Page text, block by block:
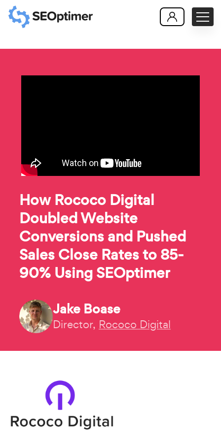
How Rococo Digital
Doubled Website
Conversions and Pushed
Sales Close Rates to 85-
90% Using SEOptimer
Jake Boase
Director, Rococo Digital